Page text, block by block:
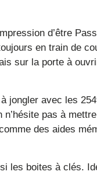
en train de
sur la porte à
pas à
des aides
les boites à clés.